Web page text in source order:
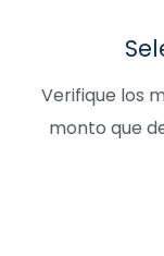
Verifique los
monto que